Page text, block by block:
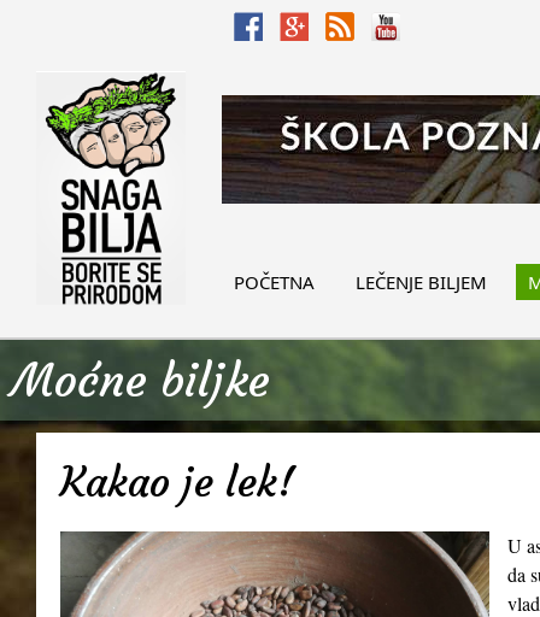
POČETNA LEČENJE BILJEM
Moćne biljke
Kakao je lek!
U
da